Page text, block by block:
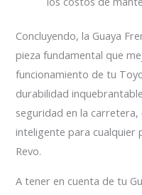
Concluyendo, la Guaya
pieza fundamental que
funcionamiento de tu
durabilidad
seguridad en la carretera,
inteligente para
Revo.
A tener en cuenta de tu